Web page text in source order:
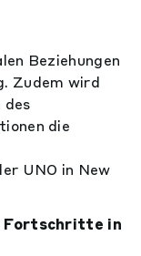
Beziehungen
Zudem wird
des
die
UNO in New
Fortschritte in